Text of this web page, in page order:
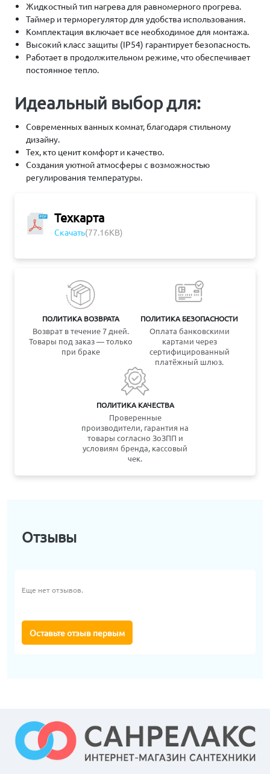
Техкарта
Скачать(77.16KB)
ПОЛИТИКА ВОЗВРАТА
Возврат в течение 7 дней.
Товары под заказ — только
при браке
ПОЛИТИКА БЕЗОПАСНОСТИ
Оплата банковскими
картами через
сертифицированный
платёжный шлюз.
ПОЛИТИКА КАЧЕСТВА
Проверенные
производители, гарантия на
товары согласно ЗоЗПП и
условиям бренда, кассовый
чек.
Жидкостный тип нагрева для равномерного прогрева.
Таймер и терморегулятор для удобства использования.
Комплектация включает все необходимое для монтажа.
Высокий класс защиты (IP54) гарантирует безопасность.
Работает в продолжительном режиме, что обеспечивает
постоянное тепло.
Идеальный выбор для:
Современных ванных комнат, благодаря стильному
дизайну.
Тех, кто ценит комфорт и качество.
Создания уютной атмосферы с возможностью
регулирования температуры.
Отзывы
Еще нет отзывов.
Оставьте отзыв первым